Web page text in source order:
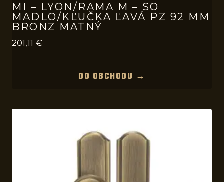
MI – LYON/RAMA M – SO
MADLO/KĽUČKA ĽAVÁ PZ 92 MM
BRONZ MATNÝ
201,11 €
DO OBCHODU →